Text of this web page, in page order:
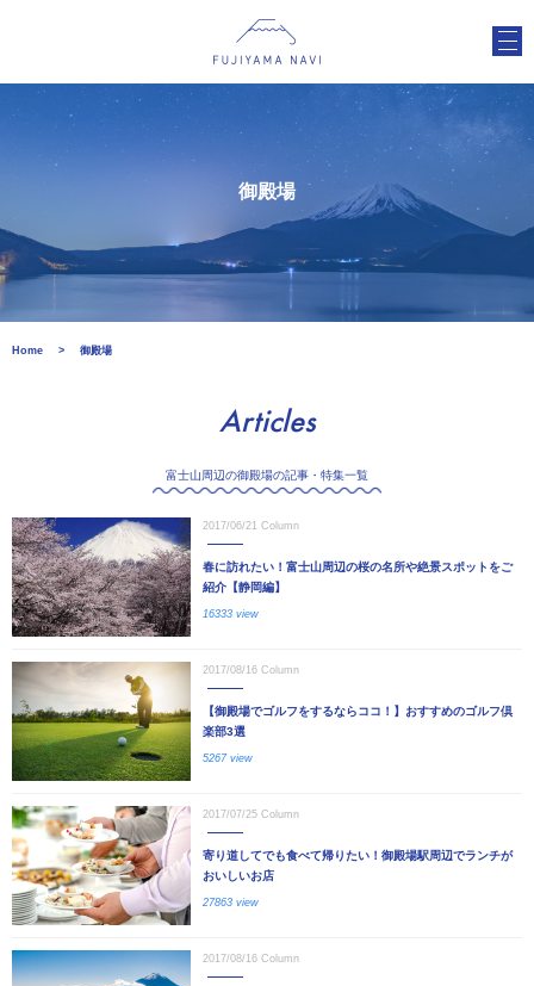
御殿場
Home 御殿場
Articles
富士山周辺の御殿場の記事・特集一覧
2017/06/21 Column
春に訪れたい！富士山周辺の桜の名所や絶景スポットをご
紹介【静岡編】
16333 view
2017/08/16 Column
【御殿場でゴルフをするならココ！】おすすめのゴルフ倶
楽部3選
5267 view
2017/07/25 Column
寄り道してでも食べて帰りたい！御殿場駅周辺でランチが
おいしいお店
27863 view
2017/08/16 Column